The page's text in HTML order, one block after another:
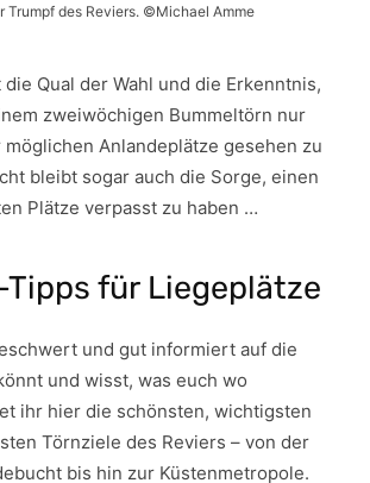
Trumpf des Reviers. ©Michael Amme
Qual der Wahl und die Erkenntnis,
zweiwöchigen Bummeltörn nur
Anlandeplätze gesehen zu
bleibt sogar auch die Sorge, einen
Plätze verpasst zu haben …
Tipps für Liegeplätze
und gut informiert auf die
und wisst, was euch wo
ihr hier die schönsten, wichtigsten
Törnziele des Reviers – von der
bis hin zur Küstenmetropole.